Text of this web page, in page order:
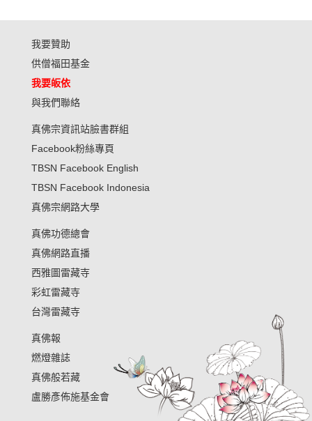
我要贊助
供僧福田基金
我要皈依
與我們聯絡
真佛宗資訊站臉書群組
Facebook粉絲專頁
TBSN Facebook English
TBSN Facebook Indonesia
真佛宗網路大學
真佛功德總會
真佛網路直播
西雅圖雷藏寺
彩虹雷藏寺
台灣雷藏寺
真佛報
燃燈雜誌
真佛般若藏
盧勝彥佈施基金會